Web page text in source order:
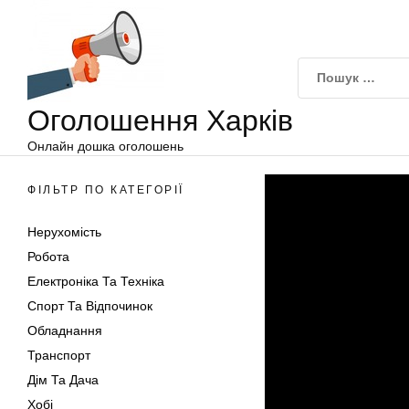
Оголошення Харків
Онлайн дошка оголошень
ФІЛЬТР ПО КАТЕГОРІЇ
Нерухомість
Робота
Електроніка Та Техніка
Спорт Та Відпочинок
Обладнання
Транспорт
Дім Та Дача
Хобі